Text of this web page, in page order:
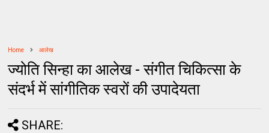
Home आलेख
ज्योति सिन्हा का आलेख - संगीत चिकित्‍सा के
संदर्भ में सांगीतिक स्‍वरों की उपादेयता
SHARE: